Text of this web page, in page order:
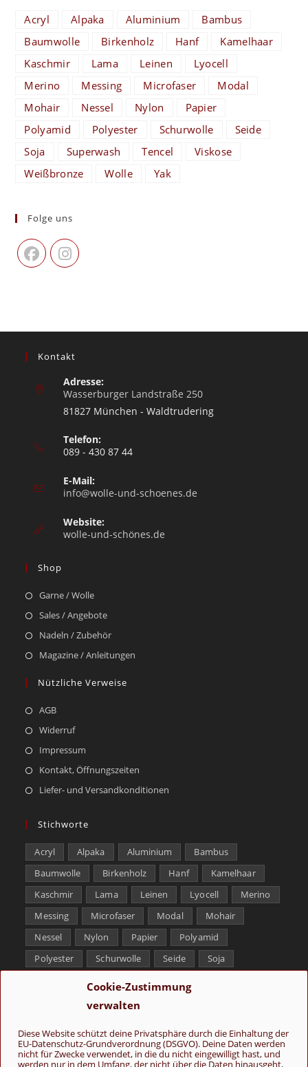
Cookie-Zustimmung
verwalten
Diese Website schützt deine Privatsphäre durch die Einhaltung der
EU-Datenschutz-Grundverordnung (DSGVO). Deine Daten werden
nicht für Zwecke verwendet, in die du nicht eingewilligt hast, und
werden nur in dem Umfang, der nicht über die Daten hinausgeht,
Acryl Alpaka Aluminium
Bambus
Baumwolle
Birkenholz Hanf
Kamelhaar
Kaschmir
Lama Leinen
Lyocell
Merino
Messing Microfaser
Modal
Mohair
Nessel Nylon
Papier
Polyamid
Polyester Schurwolle
Seide
Soja
Superwash Tencel
Viskose
Weißbronze
Wolle Yak
Folge uns
Kontakt
Adresse:
Wasserburger Landstraße 250
81827 München - Waldtrudering
Telefon:
089 - 430 87 44
E-Mail:
info@wolle-und-schoenes.de
Website:
wolle-und-schönes.de
Shop
Garne / Wolle
Sales / Angebote
Nadeln / Zubehör
Magazine / Anleitungen
Nützliche Verweise
AGB
Widerruf
Impressum
Kontakt, Öffnungszeiten
Liefer- und Versandkonditionen
Stichworte
Acryl Alpaka Aluminium
Bambus
Baumwolle
Birkenholz Hanf
Kamelhaar
Kaschmir
Lama Leinen Lyocell
Merino
Messing
Microfaser Modal
Mohair
Nessel
Nylon Papier
Polyamid
Polyester
Schurwolle Seide
Soja
Tencel
Yak
Folge uns